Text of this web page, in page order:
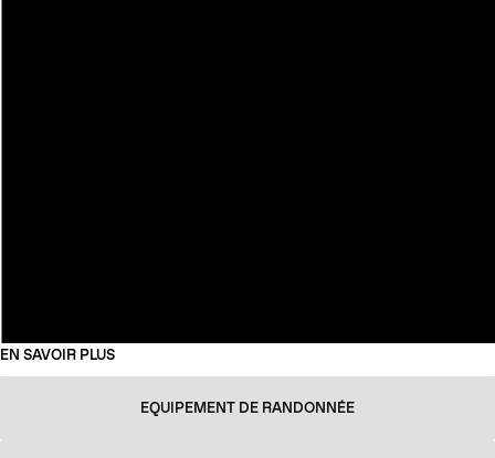
EN SAVOIR PLUS
EQUIPEMENT DE RANDONNÉE